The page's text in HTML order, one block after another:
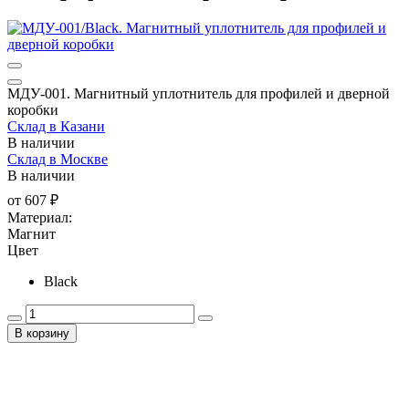
МДУ-001. Магнитный уплотнитель для профилей и дверной
коробки
Склад в Казани
В наличии
Склад в Москве
В наличии
от 607 ₽
Материал:
Магнит
Цвет
Black
В корзину